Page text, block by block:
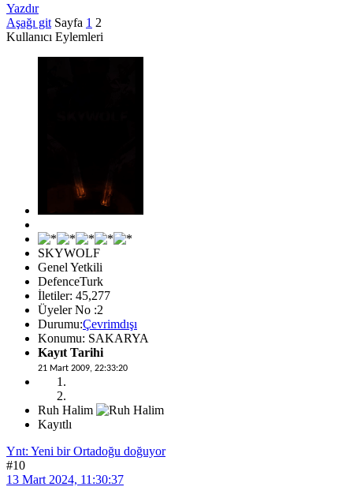
Yazdır
Aşağı git Sayfa 1 2
Kullanıcı Eylemleri
SKYWOLF
Genel Yetkili
DefenceTurk
İletiler: 45,277
Üyeler No :2
Durumu:Çevrimdışı
Konumu: SAKARYA
Kayıt Tarihi
21 Mart 2009, 22:33:20
Ruh Halim
Kayıtlı
Ynt: Yeni bir Ortadoğu doğuyor
#10
13 Mart 2024, 11:30:37